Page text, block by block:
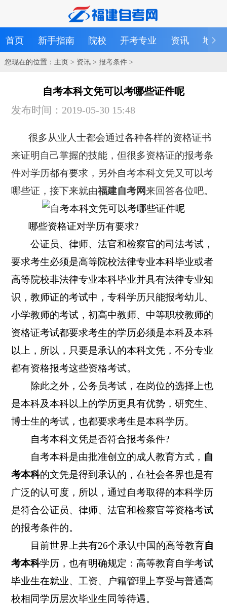
首页 新手指南 院校 开考专业 资讯 地区
您现在的位置： 主页> 资讯> 报考条件>
自考本科文凭可以考哪些证件呢
发布时间：2019-05-30 15:48
很多从业人士都会通过各种各样的资格证书
来证明自己掌握的技能，但很多资格证的报考条
件对学历都有要求，另外自考本科文凭又可以考
哪些证，接下来就由福建自考网来回答各位吧。
哪些资格证对学历有要求?
公证员、律师、法官和检察官的司法考试，
要求考生必须是高等院校法律专业本科毕业或者
高等院校非法律专业本科毕业并具有法律专业知
识，教师证的考试中，专科学历只能报考幼儿、
小学教师的考试，初高中教师、中等职校教师的
资格证考试都要求考生的学历必须是本科及本科
以上，所以，只要是承认的本科文凭，不分专业
都有资格报考这些资格考试。
除此之外，公务员考试，在岗位的选择上也
是本科及本科以上的学历更具有优势，研究生、
博士生的考试，也都要求考生是本科学历。
自考本科文凭是否符合报考条件?
自考本科是由批准创立的成人教育方式， 自
考本科的文凭是得到承认的，在社会各界也是有
广泛的认可度，所以，通过自考取得的本科学历
是符合公证员、律师、法官和检察官等资格考试
的报考条件的。
目前世界上共有26个承认中国的高等教育自
考本科学历，也有明确规定：高等教育自学考试
毕业生在就业、工资、户籍管理上享受与普通高
校相同学历层次毕业生同等待遇。